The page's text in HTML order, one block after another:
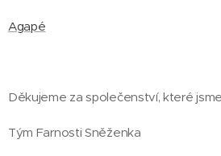
Agapé
Děkujeme za společenství, které
Tým Farnosti Sněženka